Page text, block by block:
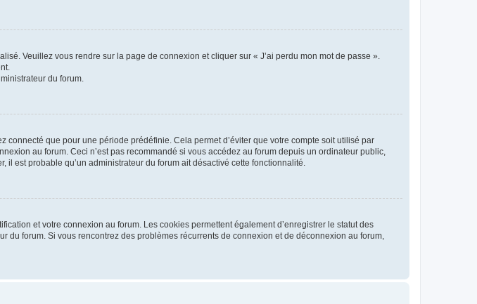
Veuillez vous rendre sur la page de connexion et cliquer sur « J’ai perdu mon mot de passe ».
du forum.
que pour une période prédéfinie. Cela permet d’éviter que votre compte soit utilisé par
au forum. Ceci n’est pas recommandé si vous accédez au forum depuis un ordinateur public,
est probable qu’un administrateur du forum ait désactivé cette fonctionnalité.
et votre connexion au forum. Les cookies permettent également d’enregistrer le statut des
forum. Si vous rencontrez des problèmes récurrents de connexion et de déconnexion au forum,